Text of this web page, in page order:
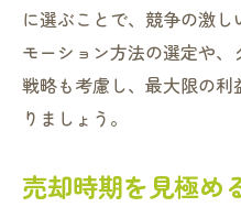
に選ぶことで、競争の激
モーション方法の選定や
戦略も考慮し、最大限の
りましょう。
売却時期を見極め